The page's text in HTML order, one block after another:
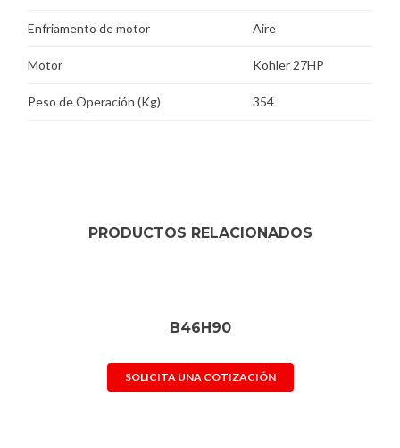
Enfriamento de motor Aire
Motor Kohler 27HP
Peso de Operación (Kg) 354
PRODUCTOS RELACIONADOS
B46H90
SOLICITA UNA COTIZACIÓN